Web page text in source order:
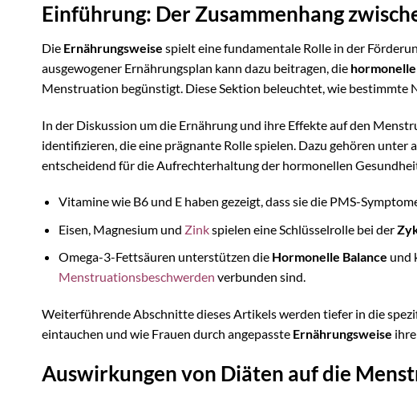
Einführung: Der Zusammenhang
Die Ernährungsweise spielt eine fundamentale Rolle in der
ausgewogener Ernährungsplan kann dazu beitragen, die
Menstruation begünstigt. Diese Sektion beleuchtet, wie
In der Diskussion um die Ernährung und ihre Effekte auf den
identifizieren, die eine prägnante Rolle spielen. Dazu gehören
entscheidend für die Aufrechterhaltung der hormonellen
Vitamine wie B6 und E haben gezeigt, dass sie die PMS-
Eisen, Magnesium und Zinkspielen eine Schlüsselrolle bei der
Omega-3-Fettsäuren unterstützen die Hormonelle Balance und
Menstruationsbeschwerden verbunden sind.
Weiterführende Abschnitte dieses Artikels werden tiefer in die
eintauchen und wie Frauen durch angepasste Ernährungsweise ihre
Auswirkungen von Diäten auf die